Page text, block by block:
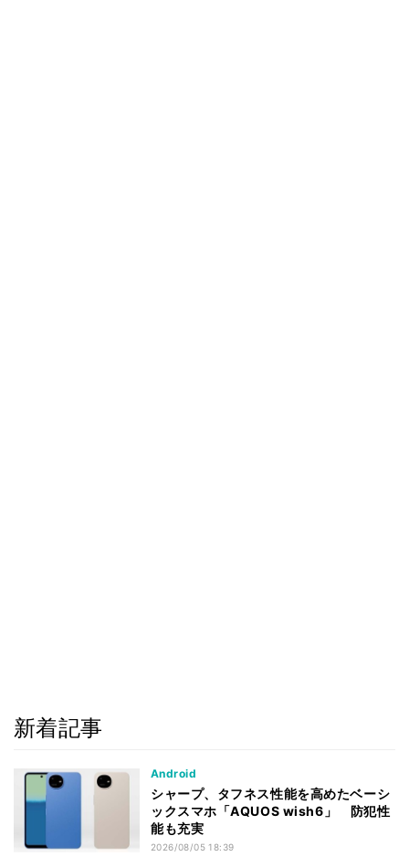
新着記事
Android
シャープ、タフネス性能を高めたベーシ
ックスマホ「AQUOS wish6」 防犯性
能も充実
2026/08/05 18:39